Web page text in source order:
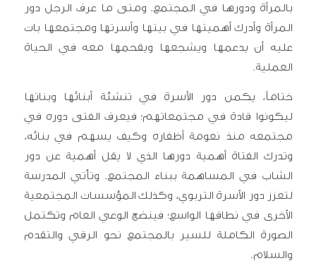
بالمرأة ودورها في المجتمع. ومتى ما عرف الرجل دور
المرأة وأدرك أهميتها في بيتها وأسرتها ومجتمعها بات
عليه أن يدعمها ويشجعها ويقحمها معه في الحياة
العملية.
ختاماً، يكمن دور الأسرة في تنشئة أبنائها وبناتها
ليكونوا قادة في مجتمعاتهم؛ فيعرف الفتى دوره في
مجتمعه منذ نعومة أظفاره وكيف يسهم في بنائه،
وتدرك الفتاة أهمية دورها الذي لا يقل أهمية عن دور
الشاب في المساهمة ببناء المجتمع. وتأتي المدرسة
لتعزز دور الأسرة التربوي، وكذلك المؤسسات المجتمعية
الأخرى في نطاقها الواسع؛ فينضج الوعي العام وتكتمل
الصورة الكاملة للسير بالمجتمع نحو الرقي والتقدم
والسلام.